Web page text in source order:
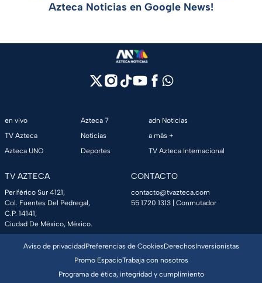
Azteca Noticias en Google News!
en vivo
TV Azteca
Azteca UNO
Azteca 7
Noticias
Deportes
adn Noticias
a más +
TV Azteca Internacional
TV AZTECA
Periférico Sur 4121,
Col. Fuentes Del Pedregal,
C.P. 14141,
Ciudad De México, México.
CONTACTO
contacto@tvazteca.com
55 1720 1313 | Conmutador
Aviso de privacidadPreferencias de CookiesDerechosInversionistas
Promo EspacioTrabaja con nosotros
Programa de ética, integridad y cumplimiento